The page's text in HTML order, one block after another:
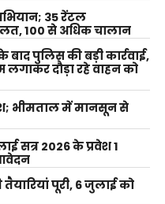
35 रेंटल
100 से अधिक चालान
पुलिस की बड़ी कार्रवाई,
दौड़ा रहे वाहन को
भीमताल में मानसून से
सत्र 2026 के प्रवेश 1
पूरी, 6 जुलाई को